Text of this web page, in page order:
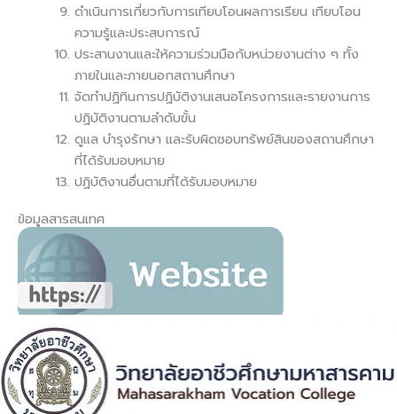
ดําเนินการเกี่ยวกับการเทียบโอนผลการเรียน เทียบโอน
ความรู้และประสบการณ์
ประสานงานและให้ความร่วมมือกับหน่วยงานต่าง ๆ ทั้ง
ภายในและภายนอกสถานศึกษา
จัดทําปฏิทินการปฏิบัติงานเสนอโครงการและรายงานการ
ปฏิบัติงานตามลําดับขั้น
ดูแล บํารุงรักษา และรับผิดชอบทรัพย์สินของสถานศึกษา
ที่ได้รับมอบหมาย
ปฏิบัติงานอื่นตามที่ได้รับมอบหมาย
ข้อมูลสารสนเทศ